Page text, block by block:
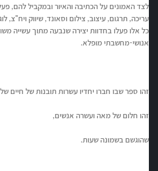
לצד האמונים על הכתיבה והאיור ובמקביל להם,
עריכה, תרגום, עיצוב, צילום וסאונד, שיווק ויח"צ,
כל אלו פעלו בחדוות יצירה שנבעה מתוך עשייה
אנושי-מחשבתי מופלא.
זהו ספר שבו חברו יחדיו עשרות תובנות של חיים
זהו חלום של מאה ועשרה אנשים,
שהוגשם בשמונה שעות.